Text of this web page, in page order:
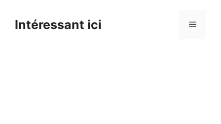
contentIntéressant ici Menu